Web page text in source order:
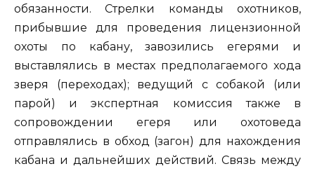
обязанности. Стрелки команды охотников,
прибывшие для проведения лицензионной
охоты по кабану, завозились егерями и
выставлялись в местах предполагаемого хода
зверя (переходах); ведущий с собакой (или
парой) и экспертная комиссия также в
сопровождении егеря или охотоведа
отправлялись в обход (загон) для нахождения
кабана и дальнейших действий. Связь между